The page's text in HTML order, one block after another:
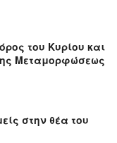
του Κυρίου και
Μεταμορφώσεως
στην θέα του